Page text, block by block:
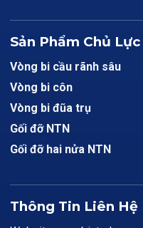
Sản Phẩm Chủ Lực
Vòng bi cầu rãnh sâu
Vòng bi côn
Vòng bi đũa trụ
Gối đỡ NTN
Gối đỡ hai nửa NTN
Thông Tin Liên Hệ